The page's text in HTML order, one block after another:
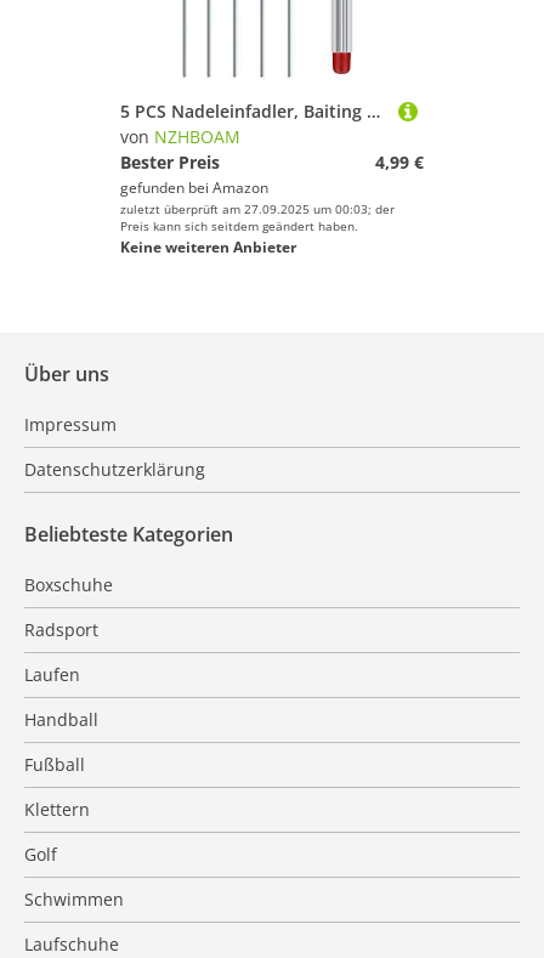
5 PCS Nadeleinfadler, Baiting Needle, Edelstahl Fischereifiitnadelhöhle Regenwurmhakennadelwurm Köder Nadelbohrer Fischereiwerkzeuge
von NZHBOAM
Bester Preis
4,99 €
gefunden bei Amazon
zuletzt überprüft am 27.09.2025 um 00:03; der
Preis kann sich seitdem geändert haben.
Keine weiteren Anbieter
Über uns
Impressum
Datenschutzerklärung
Beliebteste Kategorien
Boxschuhe
Radsport
Laufen
Handball
Fußball
Klettern
Golf
Schwimmen
Laufschuhe